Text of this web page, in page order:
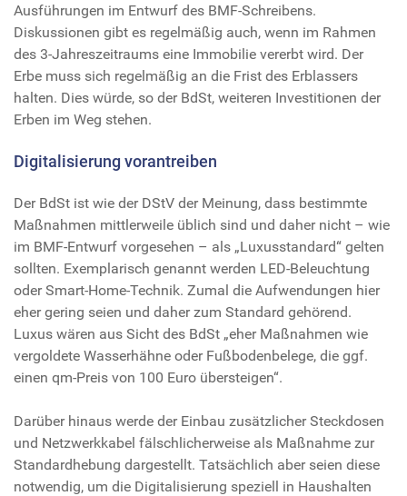
Ausführungen im Entwurf des BMF-Schreibens.
Diskussionen gibt es regelmäßig auch, wenn im Rahmen
des 3-Jahreszeitraums eine Immobilie vererbt wird. Der
Erbe muss sich regelmäßig an die Frist des Erblassers
halten. Dies würde, so der BdSt, weiteren Investitionen der
Erben im Weg stehen.
Digitalisierung vorantreiben
Der BdSt ist wie der DStV der Meinung, dass bestimmte
Maßnahmen mittlerweile üblich sind und daher nicht – wie
im BMF-Entwurf vorgesehen – als „Luxusstandard“ gelten
sollten. Exemplarisch genannt werden LED-Beleuchtung
oder Smart-Home-Technik. Zumal die Aufwendungen hier
eher gering seien und daher zum Standard gehörend.
Luxus wären aus Sicht des BdSt „eher Maßnahmen wie
vergoldete Wasserhähne oder Fußbodenbelege, die ggf.
einen qm-Preis von 100 Euro übersteigen“.
Darüber hinaus werde der Einbau zusätzlicher Steckdosen
und Netzwerkkabel fälschlicherweise als Maßnahme zur
Standardhebung dargestellt. Tatsächlich aber seien diese
notwendig, um die Digitalisierung speziell in Haushalten